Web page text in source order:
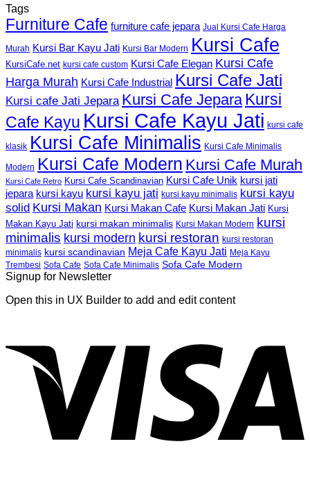
Tags
Furniture Cafe furniture cafe jepara Jual Kursi Cafe Harga
Murah Kursi Bar Kayu Jati Kursi Bar Modern Kursi Cafe
KursiCafe.net kursi cafe custom Kursi Cafe Elegan Kursi Cafe
Harga Murah Kursi Cafe Industrial Kursi Cafe Jati
Kursi cafe Jati Jepara Kursi Cafe Jepara Kursi
Cafe Kayu Kursi Cafe Kayu Jati kursi cafe
klasik Kursi Cafe Minimalis Kursi Cafe Minimalis
Modern Kursi Cafe Modern Kursi Cafe Murah
Kursi Cafe Retro Kursi Cafe Scandinavian Kursi Cafe Unik kursi jati
jepara kursi kayu kursi kayu jati kursi kayu minimalis kursi kayu
solid Kursi Makan Kursi Makan Cafe Kursi Makan Jati Kursi
Makan Kayu Jati kursi makan minimalis Kursi Makan Modern
kursi
minimalis kursi modern kursi restoran kursi restoran
minimalis kursi scandinavian Meja Cafe Kayu Jati Meja Kayu
Trembesi Sofa Cafe Sofa Cafe Minimalis Sofa Cafe Modern
Signup for Newsletter
Open this in UX Builder to add and edit content